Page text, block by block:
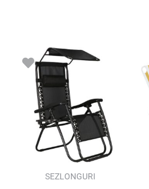
SEZLONGURI